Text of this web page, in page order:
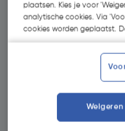
€ 10,15| Excl.
plaatsen. Kies je voor
analytische cookies. Via
cookies worden geplaatst.
Weigeren